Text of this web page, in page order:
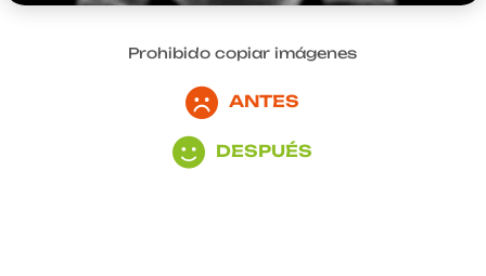
Prohibido copiar imágenes
ANTES
DESPUÉS